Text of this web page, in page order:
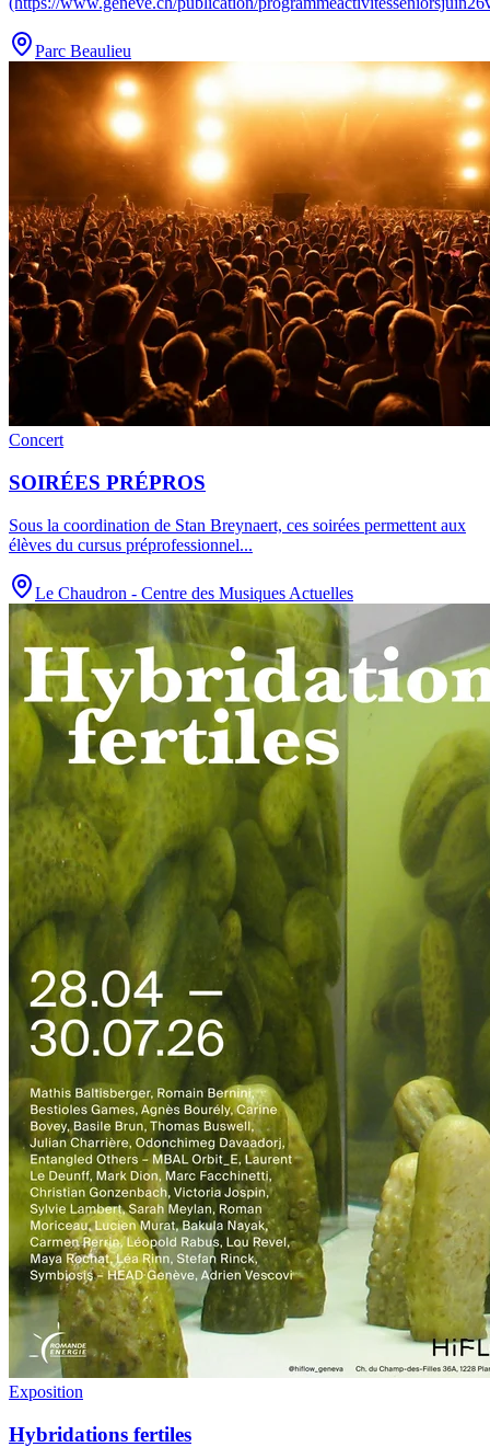
Parc Beaulieu
Concert
SOIRÉES PRÉPROS
Sous la coordination de Stan Breynaert, ces soirées permettent aux
élèves du cursus préprofessionnel...
Le Chaudron - Centre des Musiques Actuelles
Exposition
Hybridations fertiles